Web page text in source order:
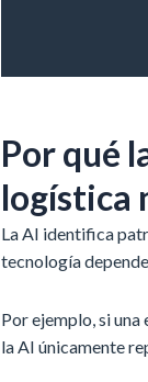
Por qué
logística
La AI identifica
tecnología
Por ejemplo, si
la AI únicamente